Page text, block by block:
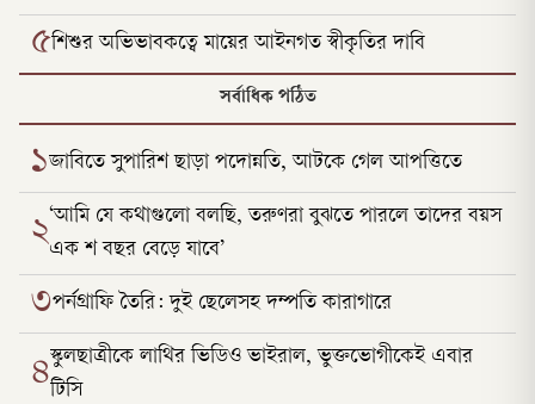
৫শিশুর অভিভাবকত্বে মায়ের আইনগত স্বীকৃতির দাবি
সর্বাধিক পঠিত
১জাবিতে সুপারিশ ছাড়া পদোন্নতি, আটকে গেল আপত্তিতে
২‘আমি যে কথাগুলো বলছি, তরুণরা বুঝতে পারলে তাদের বয়স
এক শ বছর বেড়ে যাবে’
৩পর্নগ্রাফি তৈরি: দুই ছেলেসহ দম্পতি কারাগারে
৪স্কুলছাত্রীকে লাথির ভিডিও ভাইরাল, ভুক্তভোগীকেই এবার
টিসি